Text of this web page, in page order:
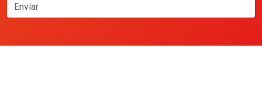
Enviar